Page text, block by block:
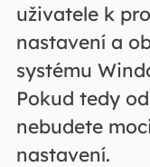
uživatele k
nastavení a
systému
Pokud tedy
nebudete
nastavení.